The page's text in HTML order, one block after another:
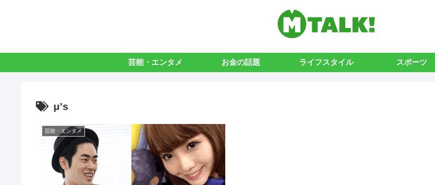
芸能・エンタメ お金の話題 ライフスタイル スポーツ
μ’s
芸能・エンタメ